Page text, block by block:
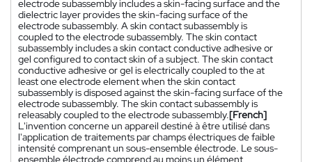
electrode subassembly includes a skin-facing surface and the
dielectric layer provides the skin-facing surface of the
electrode subassembly. A skin contact subassembly is
coupled to the electrode subassembly. The skin contact
subassembly includes a skin contact conductive adhesive or
gel configured to contact skin of a subject. The skin contact
conductive adhesive or gel is electrically coupled to the at
least one electrode element when the skin contact
subassembly is disposed against the skin-facing surface of the
electrode subassembly. The skin contact subassembly is
releasably coupled to the electrode subassembly.[French]
L'invention concerne un appareil destiné à être utilisé dans
l'application de traitements par champs électriques de faible
intensité comprenant un sous-ensemble électrode. Le sous-
ensemble électrode comprend au moins un élément